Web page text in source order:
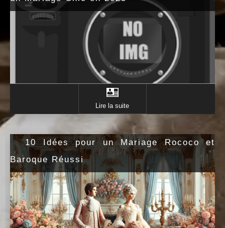
Lire la suite
10 Idées pour un Mariage Rococo et
Baroque Réussi